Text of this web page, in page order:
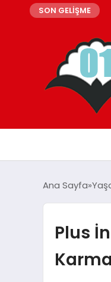
SON GELİŞME
Ana Sayfa
Plus